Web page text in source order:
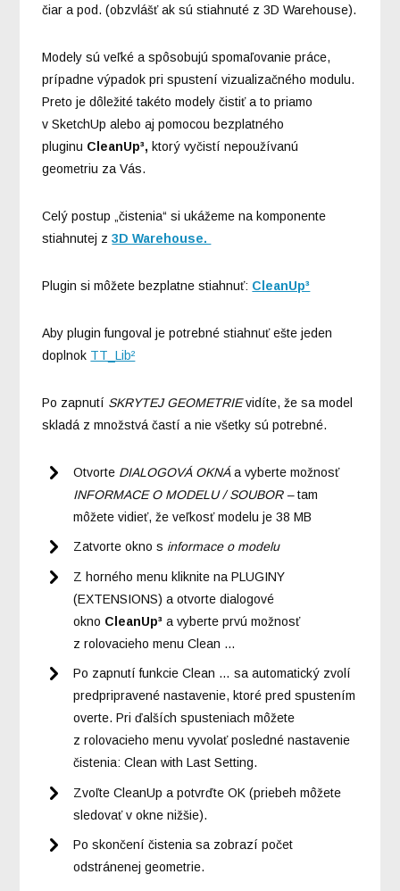
čiar a pod. (obzvlášť ak sú stiahnuté z 3D Warehouse).
Modely sú veľké a spôsobujú spomaľovanie práce,
prípadne výpadok pri spustení vizualizačného modulu.
Preto je dôležité takéto modely čistiť a to priamo
v SketchUp alebo aj pomocou bezplatného
pluginu CleanUp³, ktorý vyčistí nepoužívanú
geometriu za Vás.
Celý postup „čistenia“ si ukážeme na komponente
stiahnutej z3D Warehouse.
Plugin si môžete bezplatne stiahnuť: CleanUp³
Aby plugin fungoval je potrebné stiahnuť ešte jeden
doplnok TT_Lib²
Po zapnutí SKRYTEJ GEOMETRIEvidíte, že sa model
skladá z množstvá častí a nie všetky sú potrebné.
Otvorte DIALOGOVÁ OKNÁa vyberte možnosť
INFORMACE O MODELU / SOUBOR –tam
môžete vidieť, že veľkosť modelu je 38 MB
Zatvorte okno s informace o modelu
Z horného menu kliknite na PLUGINY
(EXTENSIONS) a otvorte dialogové
okno CleanUp³a vyberte prvú možnosť
z rolovacieho menu Clean …
Po zapnutí funkcie Clean … sa automatický zvolí
predpripravené nastavenie, ktoré pred spustením
overte. Pri ďalších spusteniach môžete
z rolovacieho menu vyvolať posledné nastavenie
čistenia: Clean with Last Setting.
Zvoľte CleanUp a potvrďte OK (priebeh môžete
sledovať v okne nižšie).
Po skončení čistenia sa zobrazí počet
odstránenej geometrie.